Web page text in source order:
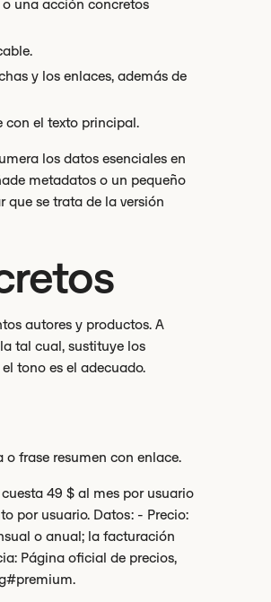
una acción concretos
y los enlaces, además de
con el texto principal.
los datos esenciales en
metadatos o un pequeño
se trata de la versión
autores y productos. A
tal cual, sustituye los
tono es el adecuado.
frase resumen con enlace.
49 $ al mes por usuario
por usuario. Datos: - Precio:
o anual; la facturación
Página oficial de precios,